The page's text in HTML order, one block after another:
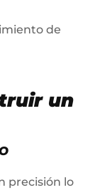
de
un
precisión lo